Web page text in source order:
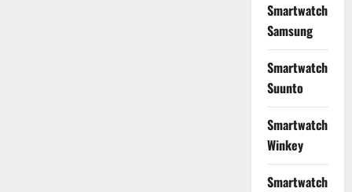
Smartwatch
Samsung
Smartwatch
Suunto
Smartwatch
Winkey
Smartwatch